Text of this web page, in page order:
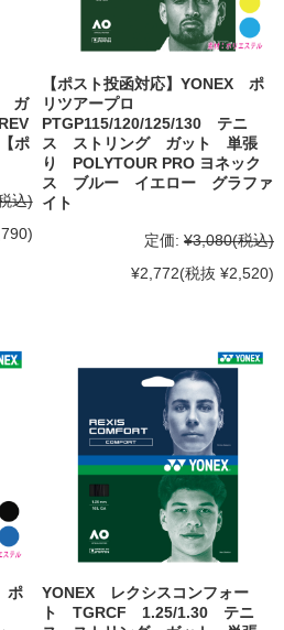
ガ
ポ
込)
【ポスト投函対応】YONEX ポ
リツアープロ
PTGP115/120/125/130 テニ
ス ストリング ガット 単張
り POLYTOUR PRO ヨネック
ス ブルー イエロー グラファ
イト
定価: ¥3,080(税込)
¥2,772(税抜 ¥2,520)
ポ
YONEX レクシスコンフォー
ト TGRCF 1.25/1.30 テニ